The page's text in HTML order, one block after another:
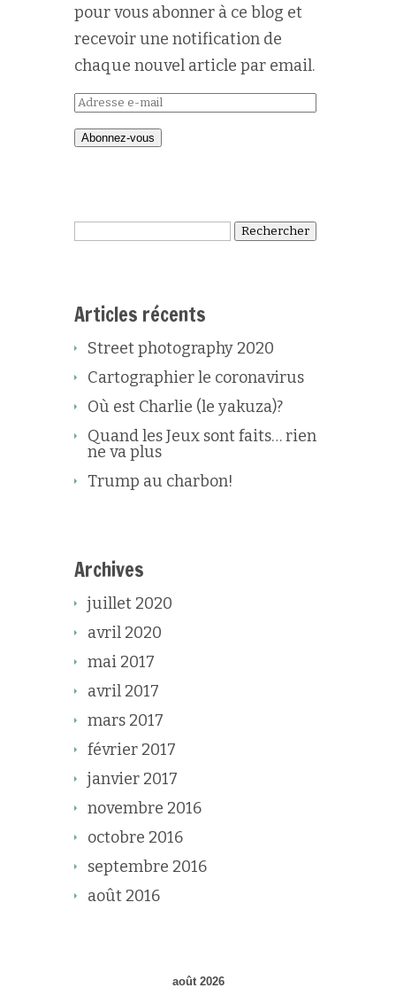
pour vous abonner à ce blog et
recevoir une notification de
chaque nouvel article par email.
Adresse
e-
mail
Abonnez-vous
Rechercher :
Articles récents
Street photography 2020
Cartographier le coronavirus
Où est Charlie (le yakuza)?
Quand les Jeux sont faits… rien
ne va plus
Trump au charbon!
Archives
juillet 2020
avril 2020
mai 2017
avril 2017
mars 2017
février 2017
janvier 2017
novembre 2016
octobre 2016
septembre 2016
août 2016
août 2026